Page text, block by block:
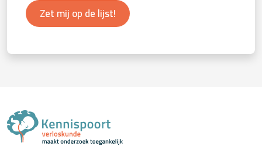
Zet mij op de lijst!